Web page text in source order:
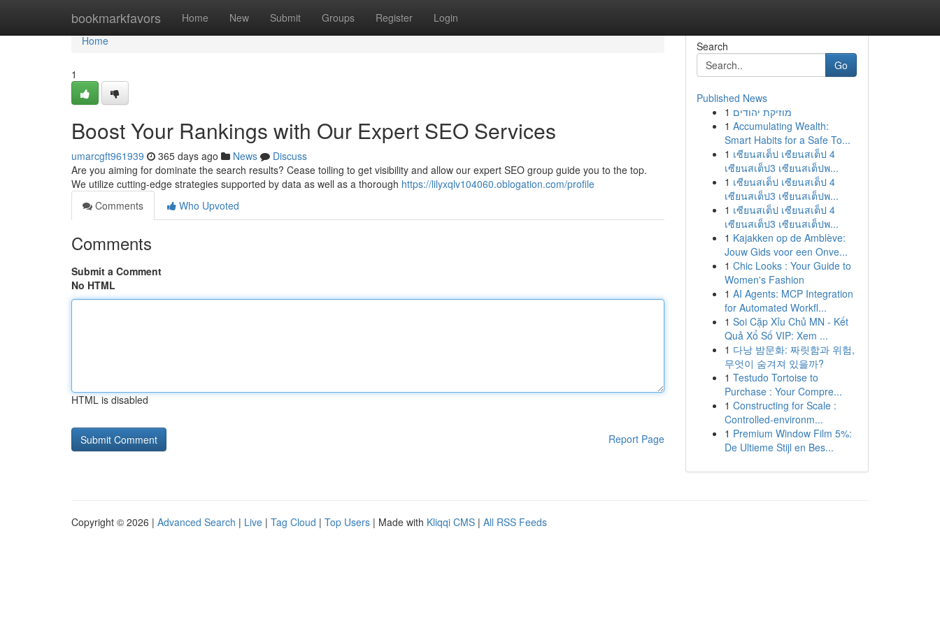
bookmarkfavors Home New Submit Groups Register Login
Home
Home
1
Boost Your Rankings with Our Expert SEO Services
umarcgft961939 365 days ago News
Discuss
Are you aiming for dominate the search results? Cease toiling to get visibility and allow our expert SEO group guide you to the top.
We utilize cutting-edge strategies supported by data as well as a thorough https://lilyxqlv104060.oblogation.com/profile
Comments
Who Upvoted
Comments
Submit a Comment
No HTML
HTML is disabled
Report Page
Search
Go
Published News
1 מוזיקת יהודים
1 Accumulating Wealth:
Smart Habits for a Safe To...
1 เซียนสเต็ป เซียนสเต็ป 4
เซียนสเต็ป3 เซียนสเต็ปพ...
1 เซียนสเต็ป เซียนสเต็ป 4
เซียนสเต็ป3 เซียนสเต็ปพ...
1 เซียนสเต็ป เซียนสเต็ป 4
เซียนสเต็ป3 เซียนสเต็ปพ...
1 Kajakken op de Amblève:
Jouw Gids voor een Onve...
1 Chic Looks : Your Guide to
Women's Fashion
1 AI Agents: MCP Integration
for Automated Workfl...
1 Soi Cặp Xỉu Chủ MN - Kết
Quả Xổ Số VIP: Xem ...
1 다낭 밤문화: 짜릿함과 위험,
무엇이 숨겨져 있을까?
1 Testudo Tortoise to
Purchase : Your Compre...
1 Constructing for Scale :
Controlled-environm...
1 Premium Window Film 5%:
De Ultieme Stijl en Bes...
Copyright © 2026 | Advanced Search | Live | Tag Cloud | Top Users | Made with Kliqqi CMS | All RSS Feeds